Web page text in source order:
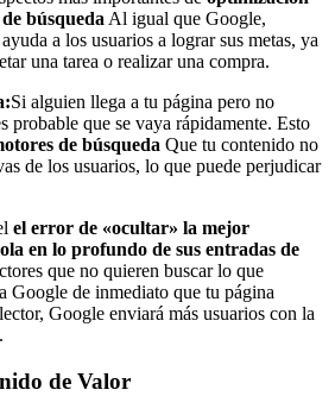
búsquedaAl igual que Google,
a los usuarios a lograr sus metas, ya
una tarea o realizar una compra.
Si alguien llega a tu página pero no
probable que se vaya rápidamente. Esto
de búsqueda Que tu contenido no
de los usuarios, lo que puede perjudicar
el error de «ocultar» la mejor
en lo profundo de sus entradas de
que no quieren buscar lo que
Google de inmediato que tu página
Google enviará más usuarios con la
de Valor